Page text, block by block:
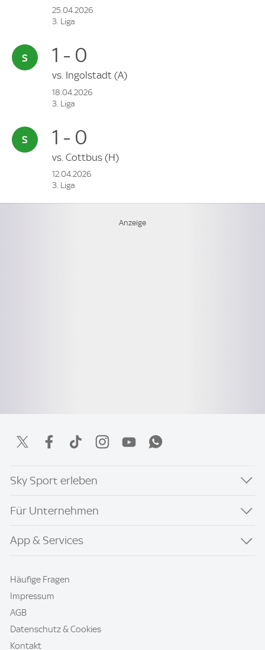
25.04.2026
3. Liga
1 - 0
vs. Ingolstadt (A)
18.04.2026
3. Liga
1 - 0
vs. Cottbus (H)
12.04.2026
3. Liga
Sky Sport erleben
Für Unternehmen
App & Services
Häufige Fragen
Impressum
AGB
Datenschutz & Cookies
Kontakt